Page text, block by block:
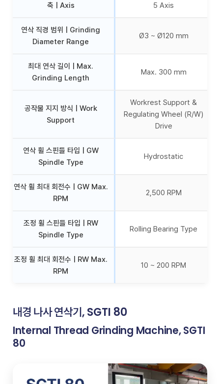
축 | Axis 5 Axis
연삭 직경 범위 | Grinding
Diameter Range
Ø3 ~ Ø120 mm
최대 연삭 길이 | Max.
Grinding Length
Max. 300 mm
공작물 지지 방식 | Work
Support
Workrest Support &
Regulating Wheel (R/W)
Drive
연삭 휠 스핀들 타입 | GW
Spindle Type
Hydrostatic
연삭 휠 최대 회전수 | GW Max.
RPM
2,500 RPM
조정 휠 스핀들 타입 | RW
Spindle Type
Rolling Bearing Type
조정 휠 최대 회전수 | RW Max.
RPM
10 ~ 200 RPM
내경 나사 연삭기, SGTI 80
Internal Thread Grinding Machine, SGTI
80